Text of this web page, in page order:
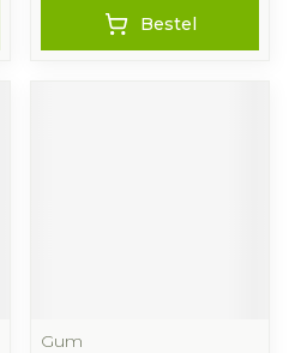
Bestel
Gum